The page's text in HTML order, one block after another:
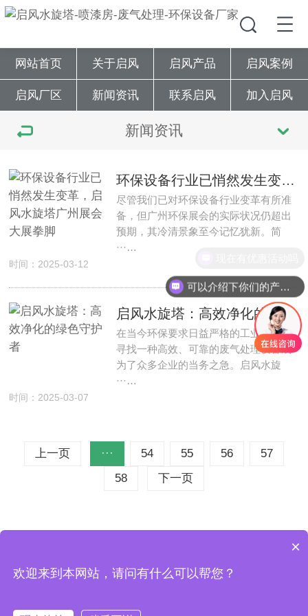
网站首页 关于启风 启风产品 启风案例
启风厂区 新闻资讯 联系启风 加入启风
新闻资讯
环保设备行业已悄然发生变革，启风水旋塔广州展会大展拳脚
尽管我们已对环保设备行业变革有所准
备，但广州环保展会的实际状况仍超出
预期，其冷清景象至今记忆犹新。简
···…
时间：2025-03-12
启风水旋塔：高效净化的绿色守护者
在当今环保要求日益严格的工业领域，
寻找一种高效、可靠的废气处理设备成
为了众多企业的当务之急。启风水旋
···…
时间：2025-03-07
上一页 ··· 54 55 56
57
58
下一页
备案号：豫ICP备18029529号
可以介绍下你们的产品么
×
欢迎来到本网站，请问有什么可以帮您？